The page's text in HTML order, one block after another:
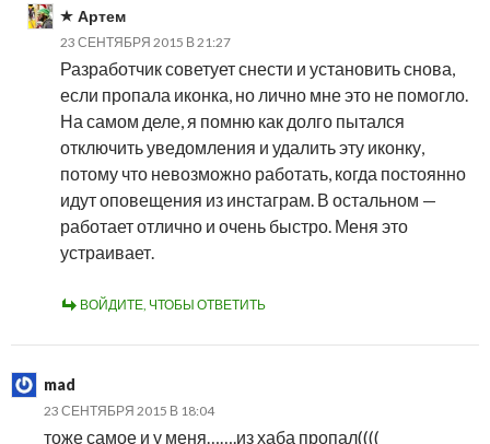
Артем
23 СЕНТЯБРЯ 2015 В 21:27
Разработчик советует снести и установить снова,
если пропала иконка, но лично мне это не помогло.
На самом деле, я помню как долго пытался
отключить уведомления и удалить эту иконку,
потому что невозможно работать, когда постоянно
идут оповещения из инстаграм. В остальном —
работает отлично и очень быстро. Меня это
устраивает.
ВОЙДИТЕ, ЧТОБЫ ОТВЕТИТЬ
mad
23 СЕНТЯБРЯ 2015 В 18:04
тоже самое и у меня…….из хаба пропал((((